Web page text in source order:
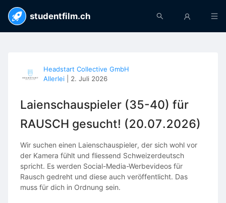
studentfilm.ch
Headstart Collective GmbH
Allerlei
2. Juli 2026
Laienschauspieler (35-40) für
RAUSCH gesucht! (20.07.2026)
Wir suchen einen Laienschauspieler, der sich wohl vor
der Kamera fühlt und fliessend Schweizerdeutsch
spricht. Es werden Social-Media-Werbevideos für
Rausch gedreht und diese auch veröffentlicht. Das
muss für dich in Ordnung sein.